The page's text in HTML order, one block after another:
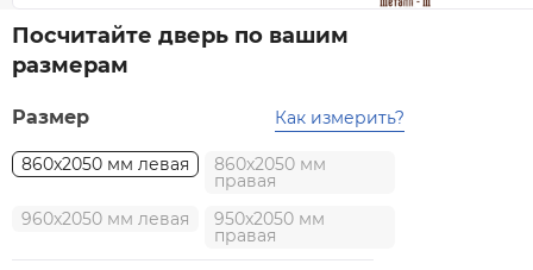
Посчитайте дверь по вашим
размерам
Размер Как измерить?
860x2050 мм левая 860x2050 мм
правая
960x2050 мм левая
950x2050 мм
правая